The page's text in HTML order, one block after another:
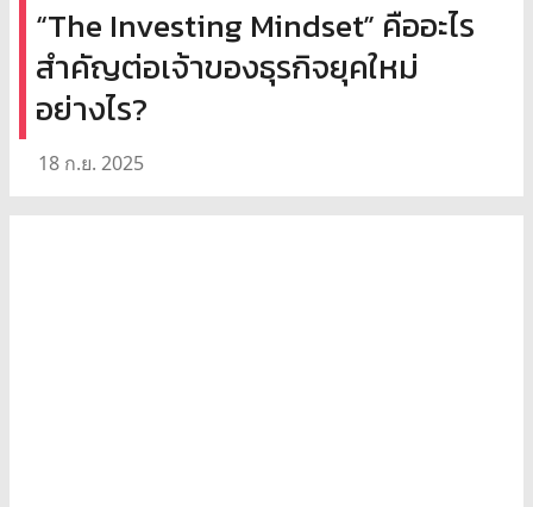
“The Investing Mindset” คืออะไร
สำคัญต่อเจ้าของธุรกิจยุคใหม่
อย่างไร?
18 ก.ย. 2025